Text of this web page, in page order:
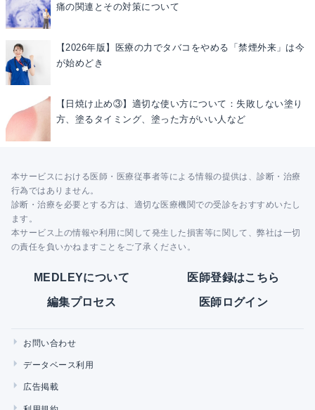
痛の関連とその対策について
【2026年版】医療の力でタバコをやめる「禁煙外来」は今
が始めどき
【日焼け止め③】適切な使い方について：失敗しない塗り
方、塗るタイミング、塗った方がいい人など
本サービスにおける医師・医療従事者等による情報の提供は、診断・治療
行為ではありません。
診断・治療を必要とする方は、適切な医療機関での受診をおすすめいたし
ます。
本サービス上の情報や利用に関して発生した損害等に関して、弊社は一切
の責任を負いかねますことをご了承ください。
MEDLEYについて 医師登録はこちら
編集プロセス 医師ログイン
お問い合わせ
データベース利用
広告掲載